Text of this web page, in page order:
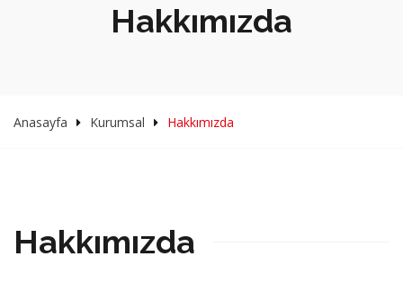
Hakkımızda
Anasayfa Kurumsal Hakkımızda
Hakkımızda